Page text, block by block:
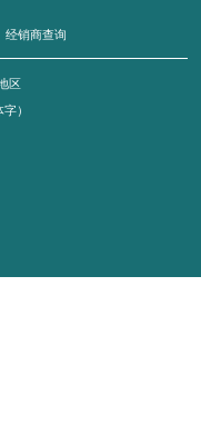
经销商查询
区
）